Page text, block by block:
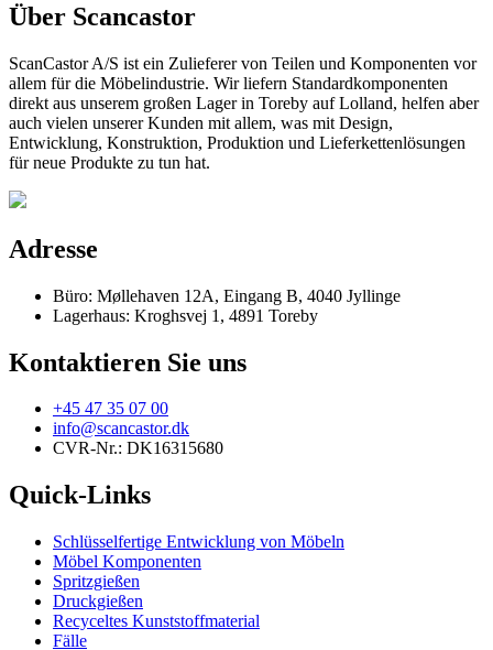
Über Scancastor
ScanCastor A/S ist ein Zulieferer von Teilen und Komponenten vor
allem für die Möbelindustrie. Wir liefern Standardkomponenten
direkt aus unserem großen Lager in Toreby auf Lolland, helfen aber
auch vielen unserer Kunden mit allem, was mit Design,
Entwicklung, Konstruktion, Produktion und Lieferkettenlösungen
für neue Produkte zu tun hat.
Adresse
Büro: Møllehaven 12A, Eingang B, 4040 Jyllinge
Lagerhaus: Kroghsvej 1, 4891 Toreby
Kontaktieren Sie uns
+45 47 35 07 00
info@scancastor.dk
CVR-Nr.: DK16315680
Quick-Links
Schlüsselfertige Entwicklung von Möbeln
Möbel Komponenten
Spritzgießen
Druckgießen
Recyceltes Kunststoffmaterial
Fälle